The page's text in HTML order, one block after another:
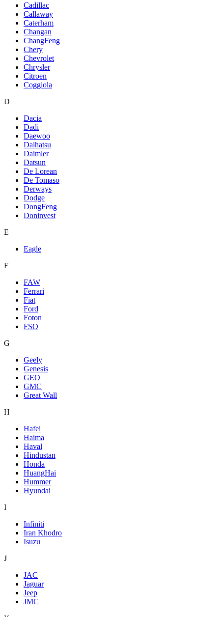
Cadillac
Callaway
Caterham
Changan
ChangFeng
Chery
Chevrolet
Chrysler
Citroen
Coggiola
D
Dacia
Dadi
Daewoo
Daihatsu
Daimler
Datsun
De Lorean
De Tomaso
Derways
Dodge
DongFeng
Doninvest
E
Eagle
F
FAW
Ferrari
Fiat
Ford
Foton
FSO
G
Geely
Genesis
GEO
GMC
Great Wall
H
Hafei
Haima
Haval
Hindustan
Honda
HuangHai
Hummer
Hyundai
I
Infiniti
Iran Khodro
Isuzu
J
JAC
Jaguar
Jeep
JMC